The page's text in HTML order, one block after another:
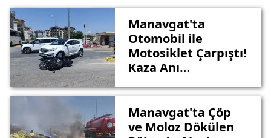
Manavgat'ta
Otomobil ile
Motosiklet Çarpıştı!
Kaza Anı
Manavgat'ta Çöp
ve Moloz Dökülen